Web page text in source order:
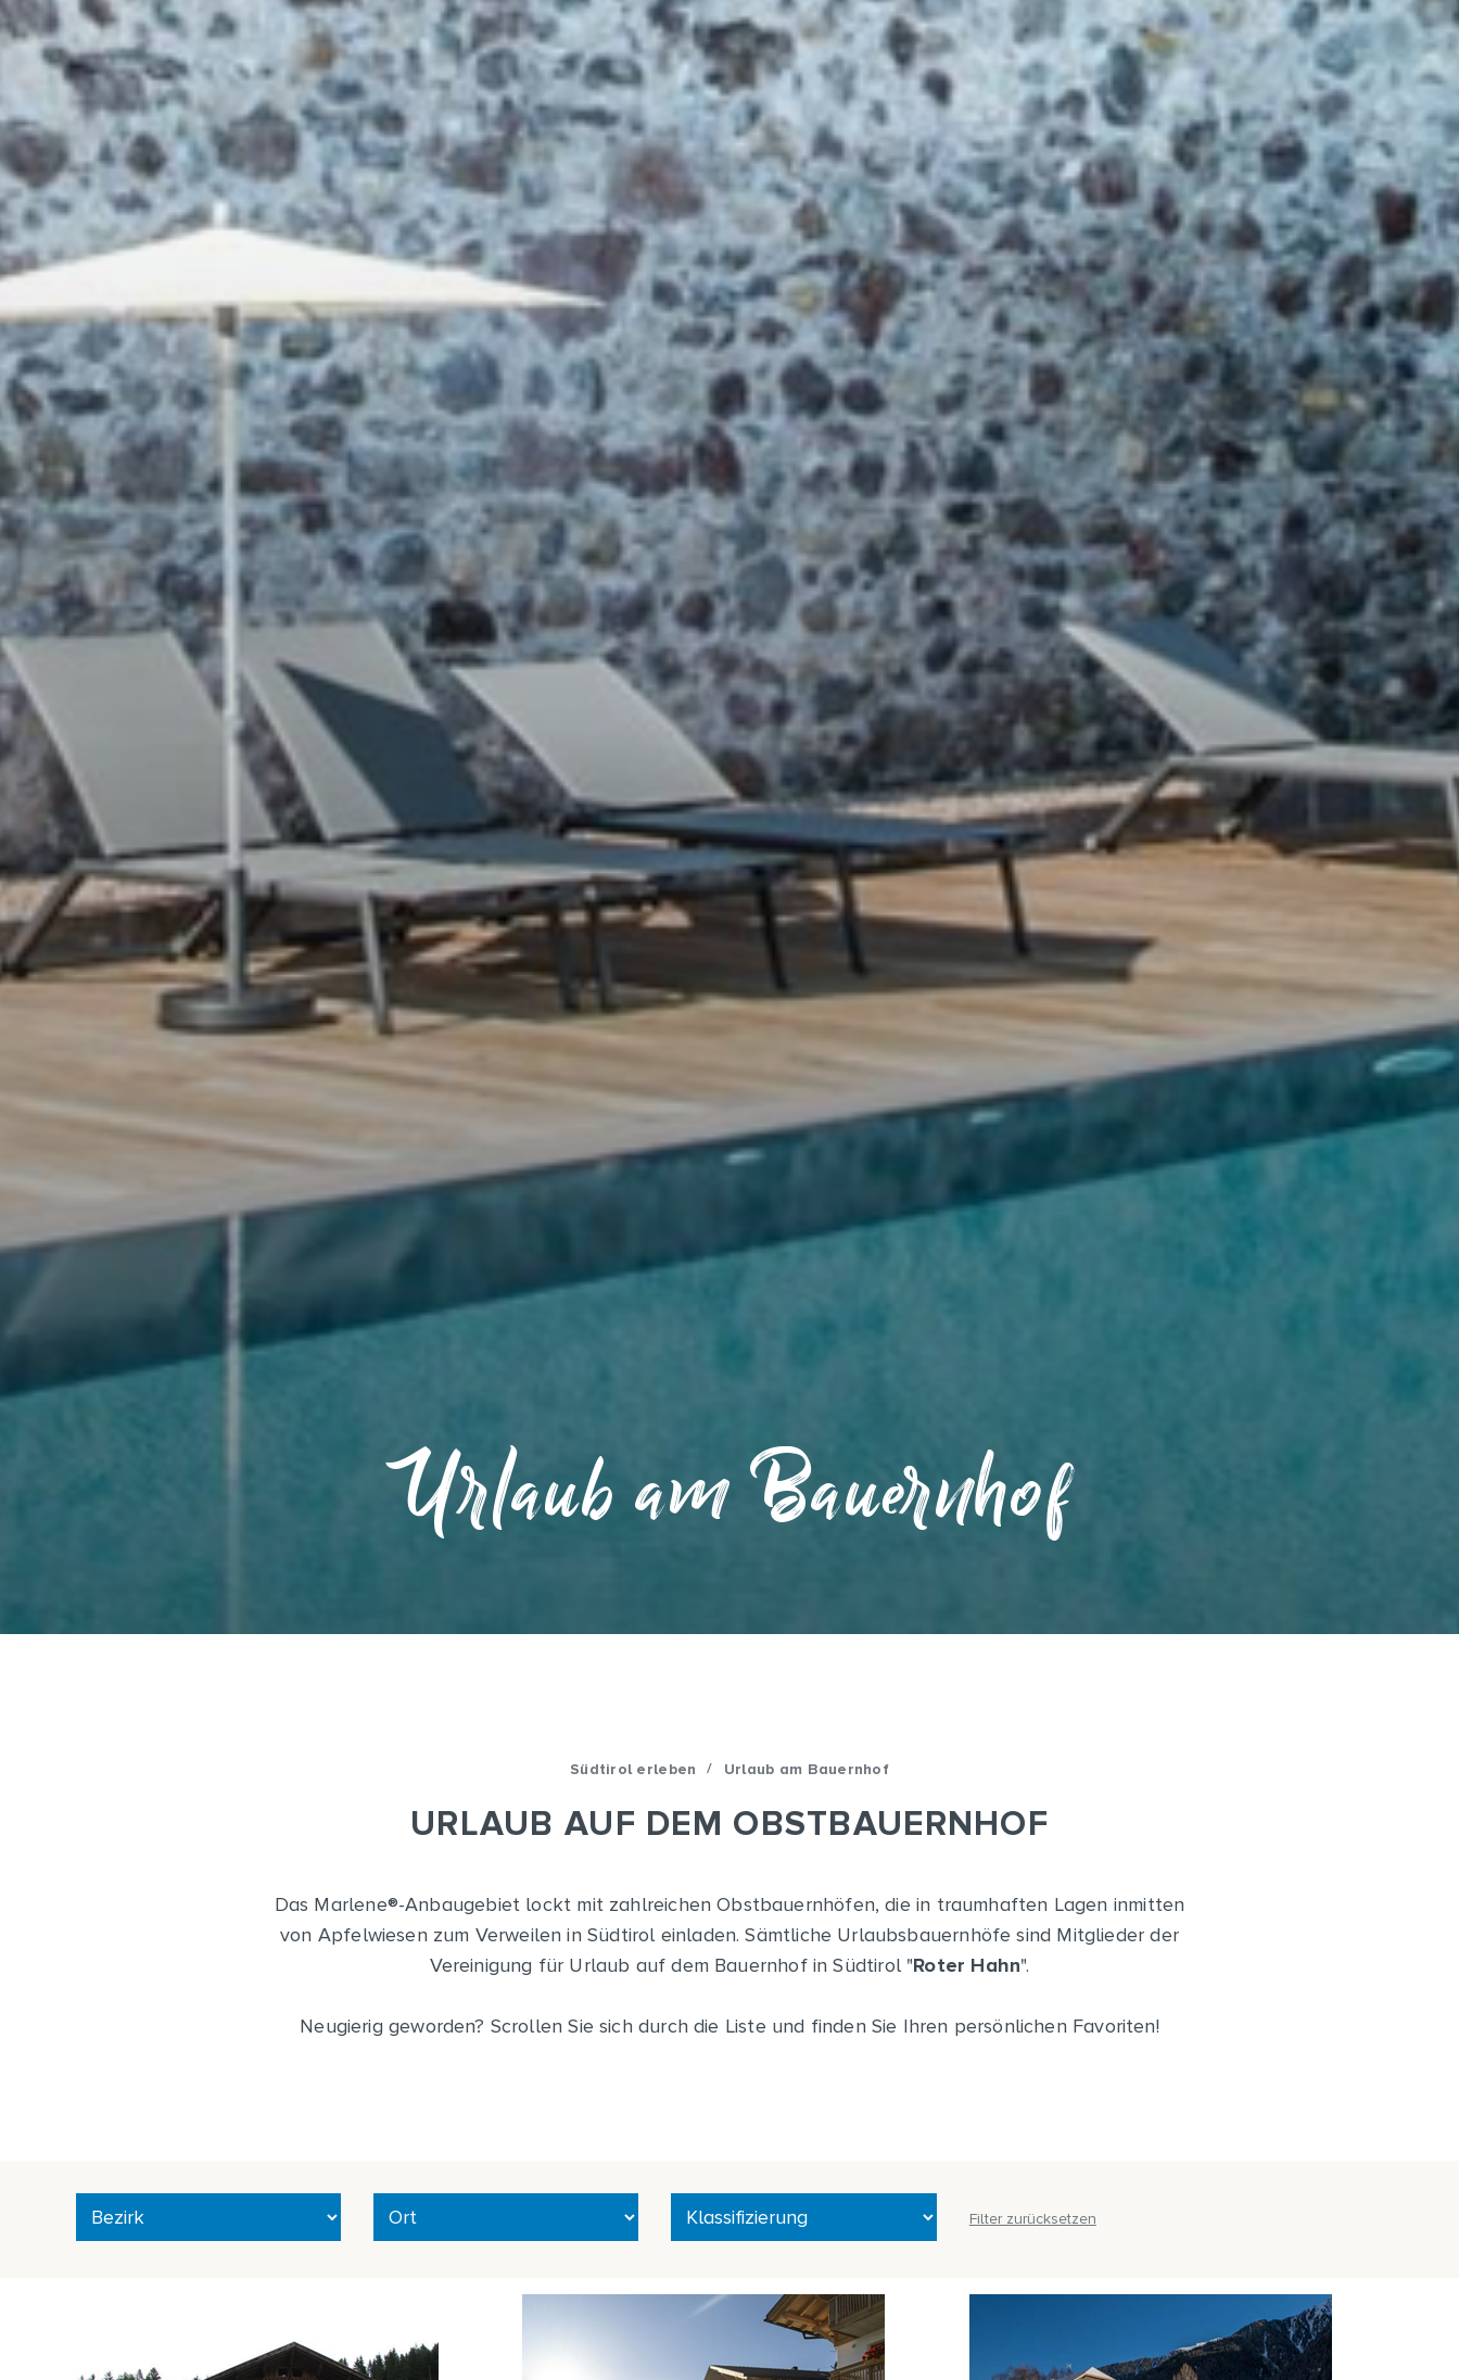
Urlaub am Bauernhof
Südtirol erleben / Urlaub am Bauernhof
URLAUB AUF DEM OBSTBAUERNHOF
Das Marlene®-Anbaugebiet lockt mit zahlreichen Obstbauernhöfen, die in traumhaften Lagen inmitten
von Apfelwiesen zum Verweilen in Südtirol einladen. Sämtliche Urlaubsbauernhöfe sind Mitglieder der
Vereinigung für Urlaub auf dem Bauernhof in Südtirol "Roter Hahn".
Neugierig geworden? Scrollen Sie sich durch die Liste und finden Sie Ihren persönlichen Favoriten!
Filter zurücksetzen